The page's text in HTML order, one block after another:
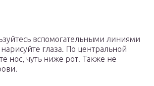
вспомогательными линиями
глаза. По центральной
нос, чуть ниже рот. Также не